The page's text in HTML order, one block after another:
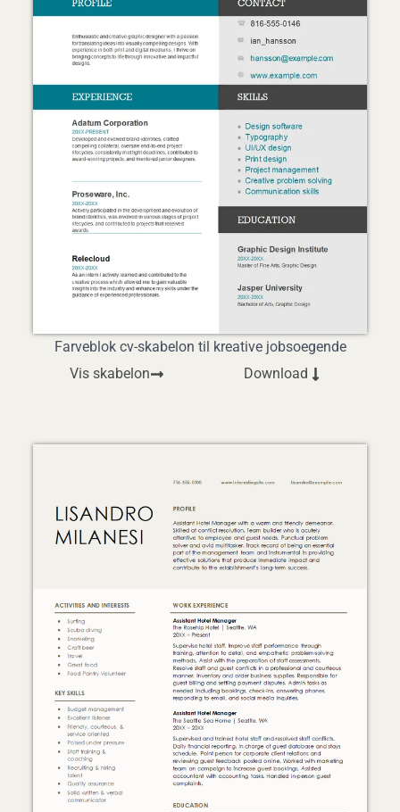
Farveblok cv-skabelon til kreative jobsoegende
Vis skabelon
Download